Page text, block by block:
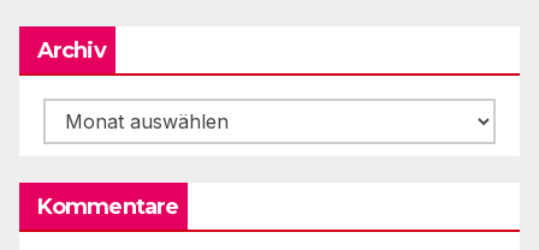
Archiv
Archiv
Kommentare